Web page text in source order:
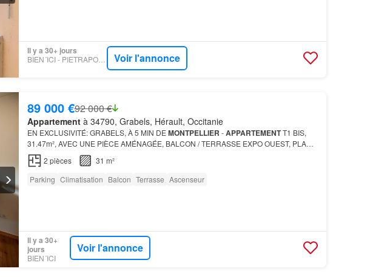
Il y a 30+ jours
BIEN´ICI - PIETRAPOLIS-SETE-1 Voir l'annonce
89 000 €92 000 €
Appartementà 34790, Grabels, Hérault, Occitanie
EN EXCLUSIVITÉ: GRABELS, À 5 MIN DE MONTPELLIER -APPARTEMENTT1 BIS,
31.47m², AVEC UNE PIÈCE AMÉNAGÉE, BALCON / TERRASSE EXPO OUEST, PLACE
DE PARKING:
2 pièces
31 m²
Parking Climatisation Balcon Terrasse Ascenseur
Il y a 30+
jours
BIEN´ICI
Voir l'annonce